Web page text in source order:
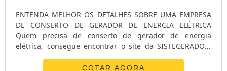
ENTENDA MELHOR OS DETALHES SOBRE UMA EMPRESA
DE CONSERTO DE GERADOR DE ENERGIA ELÉTRICA
Quem precisa de conserto de gerador de energia
elétrica, consegue encontrar o site da SISTEGERADOR.
Com grande expressão de mercado quando o assunto é
controlador para geradores e venda de geradores,
COTAR AGORA